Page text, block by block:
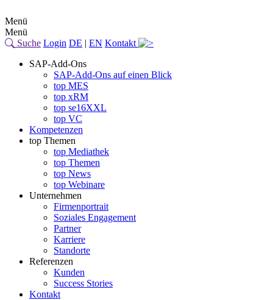
Menü
Menü
Suche Login DE | EN Kontakt
SAP-Add-Ons
SAP-Add-Ons auf einen Blick
top MES
top xRM
top se16XXL
top VC
Kompetenzen
top Themen
top Mediathek
top Themen
top News
top Webinare
Unternehmen
Firmenportrait
Soziales Engagement
Partner
Karriere
Standorte
Referenzen
Kunden
Success Stories
Kontakt